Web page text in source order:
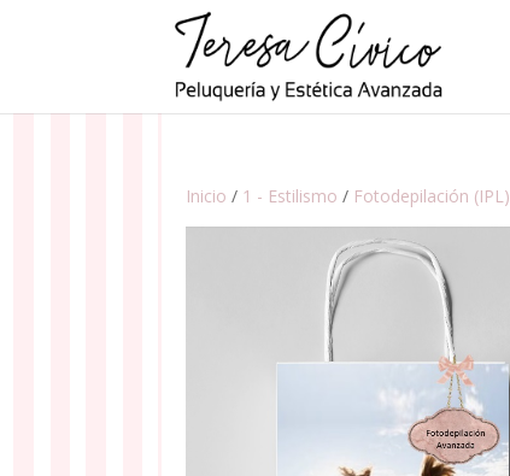
Inicio / 1 - Estilismo / Fotodepilación (IPL)